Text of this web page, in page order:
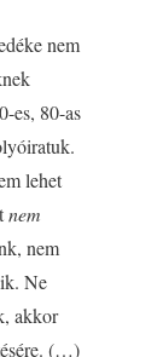
nem
es, 80-as
lehet
nem
nem
Ne
akkor
(…)